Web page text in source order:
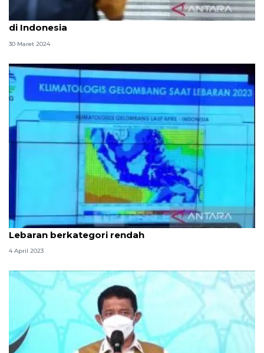
BMKG prakirakan hujan guyur mayoritas kota besar
di Indonesia
30 Maret 2024
BMKG: Gelombang perairan Indonesia periode
Lebaran berkategori rendah
4 April 2023